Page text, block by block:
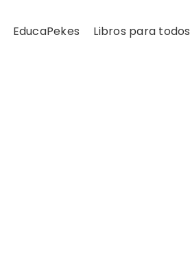
EducaPekes Libros para todos